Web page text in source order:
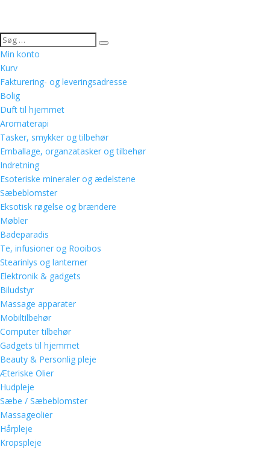
Min konto
Kurv
Fakturering- og leveringsadresse
Bolig
Duft til hjemmet
Aromaterapi
Tasker, smykker og tilbehør
Emballage, organzatasker og tilbehør
Indretning
Esoteriske mineraler og ædelstene
Sæbeblomster
Eksotisk røgelse og brændere
Møbler
Badeparadis
Te, infusioner og Rooibos
Stearinlys og lanterner
Elektronik & gadgets
Biludstyr
Massage apparater
Mobiltilbehør
Computer tilbehør
Gadgets til hjemmet
Beauty & Personlig pleje
Æteriske Olier
Hudpleje
Sæbe / Sæbeblomster
Massageolier
Hårpleje
Kropspleje